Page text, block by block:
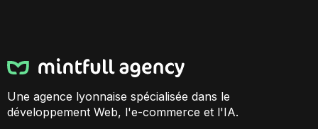
Une agence lyonnaise spécialisée dans le
développement Web, l'e-commerce et l'IA.